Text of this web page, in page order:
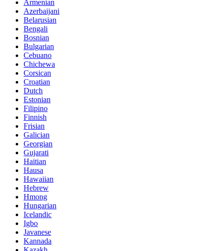
Armenian
Azerbaijani
Belarusian
Bengali
Bosnian
Bulgarian
Cebuano
Chichewa
Corsican
Croatian
Dutch
Estonian
Filipino
Finnish
Frisian
Galician
Georgian
Gujarati
Haitian
Hausa
Hawaiian
Hebrew
Hmong
Hungarian
Icelandic
Igbo
Javanese
Kannada